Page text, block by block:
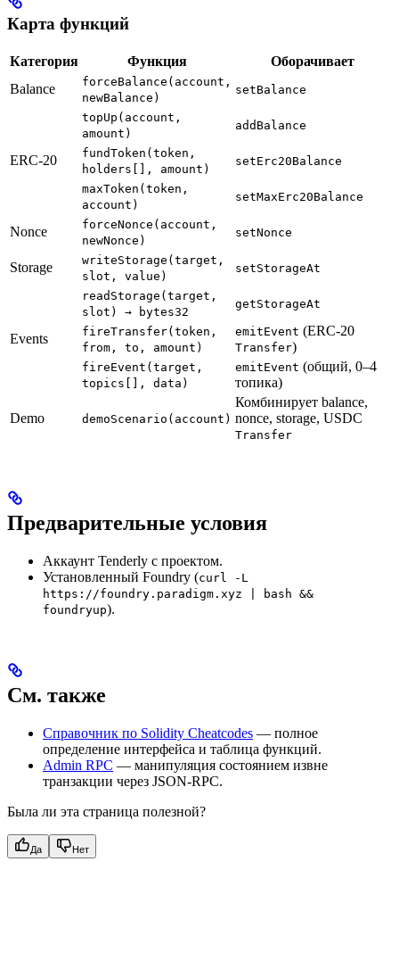
Карта функций
Категория Функция
Оборачивает
Balance
forceBalance(account,
newBalance)
setBalance
topUp(account,
amount)
addBalance
ERC-20
fundToken(token,
holders[], amount)
setErc20Balance
maxToken(token,
account)
setMaxErc20Balance
Nonce
forceNonce(account,
newNonce)
setNonce
Storage
writeStorage(target,
slot, value)
setStorageAt
readStorage(target,
slot) → bytes32
getStorageAt
Events
fireTransfer(token,
from, to, amount)
emitEvent (ERC-20
Transfer)
fireEvent(target,
topics[], data)
emitEvent (общий, 0–4
топика)
Demo demoScenario(account)
Комбинирует balance,
nonce, storage, USDC
Transfer
Предварительные условия
Аккаунт Tenderly с проектом.
Установленный Foundry (curl -L
https://foundry.paradigm.xyz | bash &&
foundryup).
См. также
Справочник по Solidity Cheatcodes — полное
определение интерфейса и таблица функций.
Admin RPC — манипуляция состоянием извне
транзакции через JSON-RPC.
Была ли эта страница полезной?
Да Нет